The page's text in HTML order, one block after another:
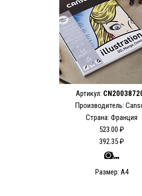
Артикул:
Производитель:
Страна: Франция
523.00 ₽
392.35 ₽
Размер: А4